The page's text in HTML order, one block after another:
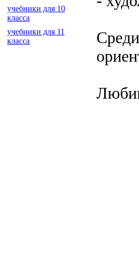
учебники для 10
класса
учебники для 11
класса